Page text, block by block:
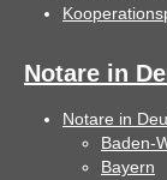
Notare in
Notare in
Baden-
Bayern